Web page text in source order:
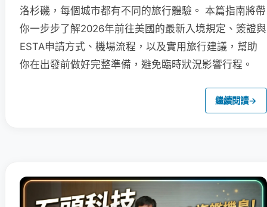
洛杉磯，每個城市都有不同的旅行體驗。 本篇指南將帶
你一步步了解2026年前往美國的最新入境規定、簽證與
ESTA申請方式、機場流程，以及實用旅行建議，幫助
你在出發前做好完整準備，避免臨時狀況影響行程。
繼續閱讀→